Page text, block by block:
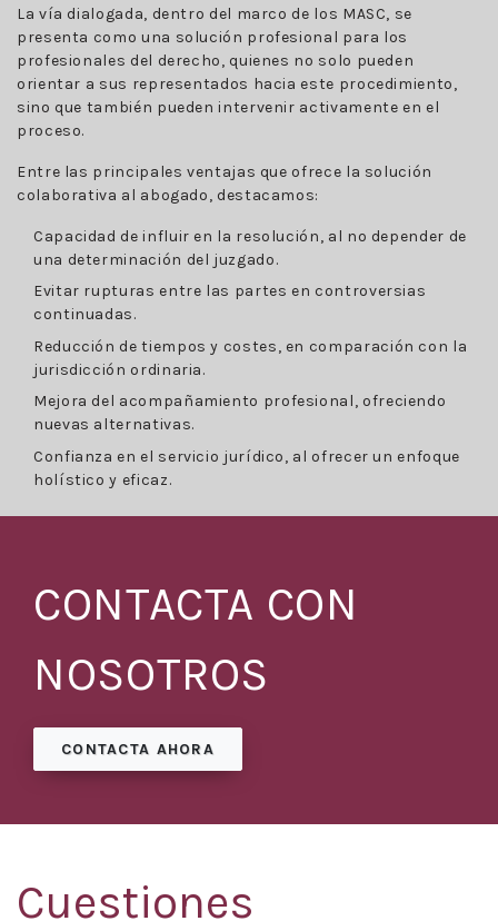
La vía dialogada, dentro del marco de los MASC, se
presenta como una solución profesional para los
profesionales del derecho, quienes no solo pueden
orientar a sus representados hacia este procedimiento,
sino que también pueden intervenir activamente en el
proceso.
Entre las principales ventajas que ofrece la solución
colaborativa al abogado, destacamos:
Capacidad de influir en la resolución, al no depender de
una determinación del juzgado.
Evitar rupturas entre las partes en controversias
continuadas.
Reducción de tiempos y costes, en comparación con la
jurisdicción ordinaria.
Mejora del acompañamiento profesional, ofreciendo
nuevas alternativas.
Confianza en el servicio jurídico, al ofrecer un enfoque
holístico y eficaz.
CONTACTA CON
NOSOTROS
CONTACTA AHORA
Cuestiones